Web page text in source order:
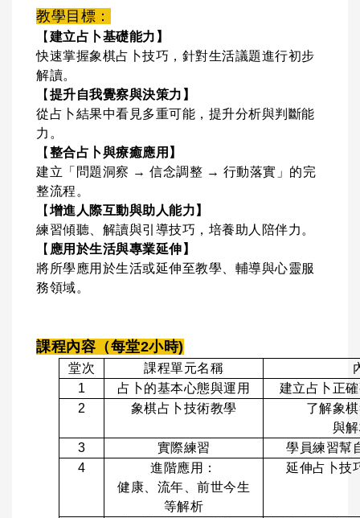
教學目標：
【 建立占卜基礎能力】
快速掌握象棋占卜技巧，針對生活議題進行初步
解讀。
【 提升自我覺察與決策力】
從占卜結果中看見多重可能，提升分析與判斷能
力。
【 整合占卜與療癒應用】
建立「問題洞察 → 信念調整 → 行動落實」的完
整流程。
【 增進人際互動與助人能力】
練習傾聽、解讀與引導技巧，培養助人陪伴力。
【 應用於生活與專業延伸】
將所學應用於生活或延伸至教學、輔導與心靈服
務領域。
課程內容（每堂2小時)
堂次 課程單元名稱
1
占卜的基本心態與運用
建立占卜正
2
象棋占卜技術教學
了解象
與
3
實際練習
學員練習幫
4
進階應用：
健康、流年、前世今生
等解析
延伸占卜技